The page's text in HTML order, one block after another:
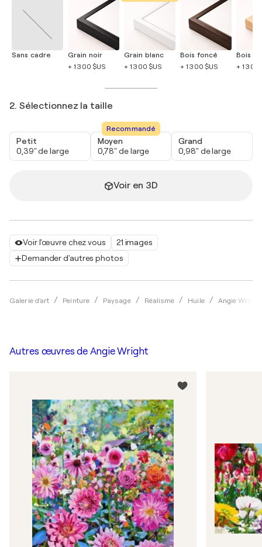
Voir l'œuvre chez vous
21 images
Demander d'autres photos
Galerie d'art Peinture Paysage Réalisme Huile Angie Wright
Sans cadre
Grain noir
+ 1 300 $US
Grain blanc
+ 1 300 $US
Bois foncé
+ 1 300 $US
Bois
+ 1 300
2. Sélectionnez la taille
Petit
0,39" de large
Recommandé
Moyen
0,78" de large
Grand
0,98" de large
Voir en 3D
Autres œuvres de Angie Wright